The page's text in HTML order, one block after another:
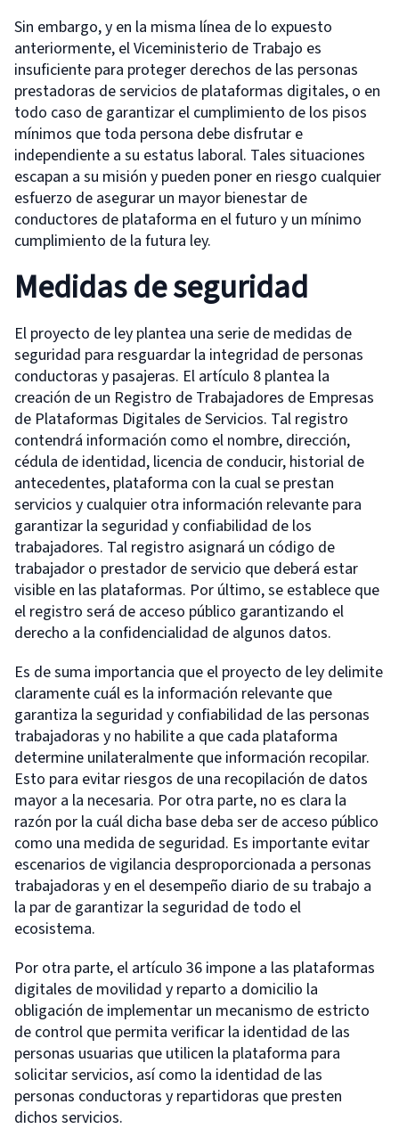
Sin embargo, y en la misma línea de lo expuesto
anteriormente, el Viceministerio de Trabajo es
insuficiente para proteger derechos de las personas
prestadoras de servicios de plataformas digitales, o en
todo caso de garantizar el cumplimiento de los pisos
mínimos que toda persona debe disfrutar e
independiente a su estatus laboral. Tales situaciones
escapan a su misión y pueden poner en riesgo cualquier
esfuerzo de asegurar un mayor bienestar de
conductores de plataforma en el futuro y un mínimo
cumplimiento de la futura ley.
Medidas de seguridad
El proyecto de ley plantea una serie de medidas de
seguridad para resguardar la integridad de personas
conductoras y pasajeras. El artículo 8 plantea la
creación de un Registro de Trabajadores de Empresas
de Plataformas Digitales de Servicios. Tal registro
contendrá información como el nombre, dirección,
cédula de identidad, licencia de conducir, historial de
antecedentes, plataforma con la cual se prestan
servicios y cualquier otra información relevante para
garantizar la seguridad y confiabilidad de los
trabajadores. Tal registro asignará un código de
trabajador o prestador de servicio que deberá estar
visible en las plataformas. Por último, se establece que
el registro será de acceso público garantizando el
derecho a la confidencialidad de algunos datos.
Es de suma importancia que el proyecto de ley delimite
claramente cuál es la información relevante que
garantiza la seguridad y confiabilidad de las personas
trabajadoras y no habilite a que cada plataforma
determine unilateralmente que información recopilar.
Esto para evitar riesgos de una recopilación de datos
mayor a la necesaria. Por otra parte, no es clara la
razón por la cuál dicha base deba ser de acceso público
como una medida de seguridad. Es importante evitar
escenarios de vigilancia desproporcionada a personas
trabajadoras y en el desempeño diario de su trabajo a
la par de garantizar la seguridad de todo el
ecosistema.
Por otra parte, el artículo 36 impone a las plataformas
digitales de movilidad y reparto a domicilio la
obligación de implementar un mecanismo de estricto
de control que permita verificar la identidad de las
personas usuarias que utilicen la plataforma para
solicitar servicios, así como la identidad de las
personas conductoras y repartidoras que presten
dichos servicios.